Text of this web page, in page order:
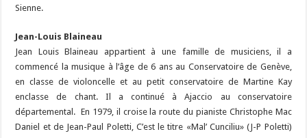
Sienne.
Jean-Louis Blaineau
Jean Louis Blaineau appartient à une famille de musiciens, il a
commencé la musique à l’âge de 6 ans au Conservatoire de Genève,
en classe de violoncelle et au petit conservatoire de Martine Kay
enclasse de chant. Il a continué à Ajaccio au conservatoire
départemental. En 1979, il croise la route du pianiste Christophe Mac
Daniel et de Jean-Paul Poletti, C’est le titre «Mal’ Cunciliu» (J-P Poletti)